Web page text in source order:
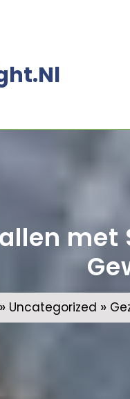
met
» Uncategorized »